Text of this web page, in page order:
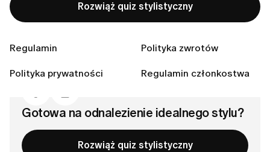
Rozwiąż quiz stylistyczny
Regulamin Polityka zwrotów
Polityka prywatności Regulamin członkostwa
4. Klasyczne fasony i neutralne kolory
W co warto zainwestować?
Gotowa na odnalezienie idealnego stylu?
Rozwiąż quiz stylistyczny